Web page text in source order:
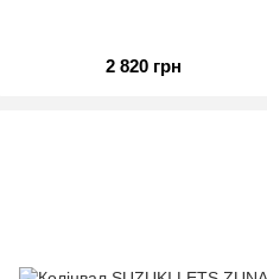
2 820 грн